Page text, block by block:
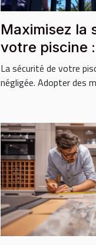
Maximisez la
votre piscine
essentielles ?
La sécurité de votre
négligée. Adopter des